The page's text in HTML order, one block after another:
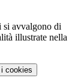
si avvalgono di
illustrate nella
i cookies